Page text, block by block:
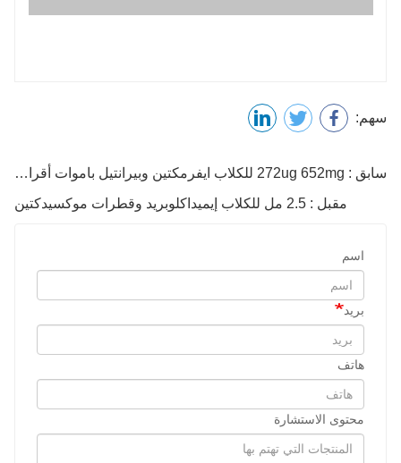
سهم:
سابق : 272ug 652mg للكلاب ايفرمكتين وبيرانتيل باموات أقراص قابلة للمضغ
مقبل : 2.5 مل للكلاب إيميداكلوبريد وقطرات موكسيدكتين
اسم
بريد
هاتف
محتوى الاستشارة